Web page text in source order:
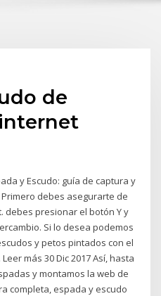
de
y Escudo: guía de captura y
debes asegurarte de
debes presionar el botón Y y
Si lo desea podemos
y petos pintados con el
más 30 Dic 2017 Así, hasta
y montamos la web de
completa, espada y escudo